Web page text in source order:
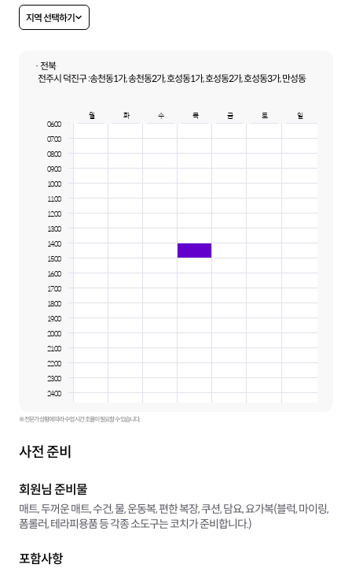
지역 선택하기
· 전북
전주시 덕진구 :송천동1가, 송천동2가, 호성동1가, 호성동2가, 호성동3가, 만성동
월 화 수 목 금 토
일
06:00
07:00
08:00
09:00
10:00
11:00
12:00
13:00
14:00
15:00
16:00
17:00
18:00
19:00
20:00
21:00
22:00
23:00
24:00
※ 전문가 상황에 따라 수업 시간 조율이 필요할 수 있습니다.
사전 준비
회원님 준비물
매트, 두꺼운 매트, 수건, 물, 운동복, 편한 복장, 쿠션, 담요, 요가복(블럭, 마이링,
폼롤러, 테라피용품 등 각종 소도구는 코치가 준비합니다.)
포함사항